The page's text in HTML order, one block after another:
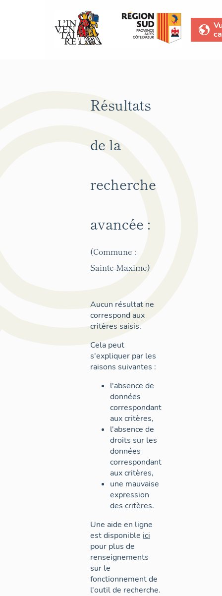
Résultats
de la
recherche
avancée :
(Commune :
Sainte-Maxime)
Aucun résultat ne
correspond aux
critères saisis.
Cela peut
s'expliquer par les
raisons suivantes :
l'absence de
données
correspondant
aux critères,
l'absence de
droits sur les
données
correspondant
aux critères,
une mauvaise
expression
des critères.
Une aide en ligne
est disponible ici
pour plus de
renseignements
sur le
fonctionnement de
l'outil de recherche.